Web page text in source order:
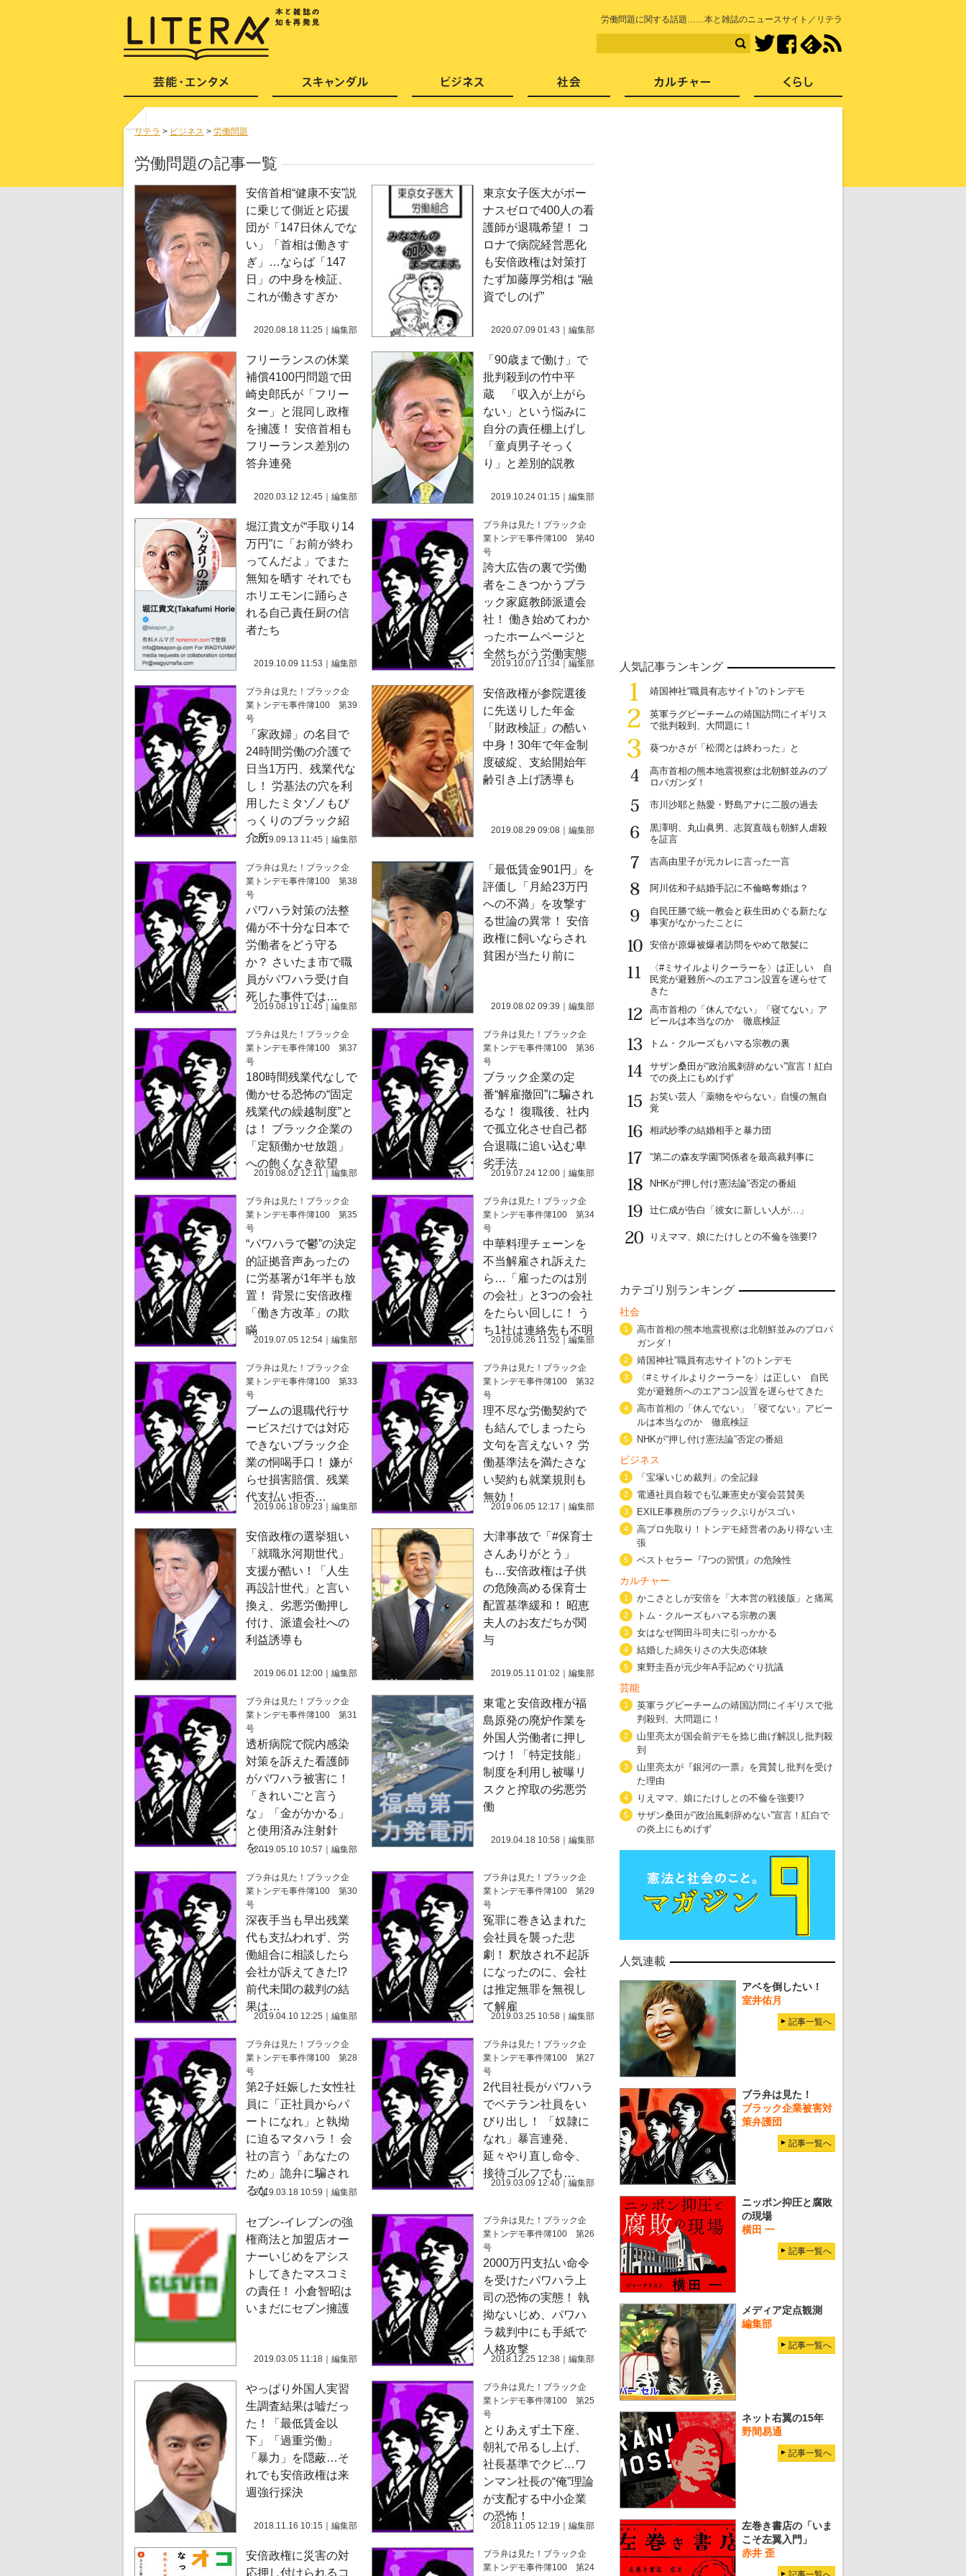
労働問題に関する話題……本と雑誌のニュースサイト／リテラ
TwitterFacebook
リテラ > ビジネス > 労働問題
労働問題の記事一覧
安倍首相“健康不安”説
に乗じて側近と応援
団が「147日休んでな
い」「首相は働きす
ぎ」…ならば「147
日」の中身を検証、
これが働きすぎか
2020.08.18 11:25 編集部
東京女子医大がボー
ナスゼロで400人の看
護師が退職希望！ コ
ロナで病院経営悪化
も安倍政権は対策打
たず加藤厚労相は “融
資でしのげ”
2020.07.09 01:43 編集部
フリーランスの休業
補償4100円問題で田
崎史郎氏が「フリー
ター」と混同し政権
を擁護！ 安倍首相も
フリーランス差別の
答弁連発
2020.03.12 12:45 編集部
「90歳まで働け」で
批判殺到の竹中平
蔵 「収入が上がら
ない」という悩みに
自分の責任棚上げし
「童貞男子そっく
り」と差別的説教
2019.10.24 01:15 編集部
堀江貴文が“手取り14
万円”に「お前が終わ
ってんだよ」でまた
無知を晒す それでも
ホリエモンに踊らさ
れる自己責任厨の信
者たち
2019.10.09 11:53 編集部
ブラ弁は見た！ブラック企
業トンデモ事件簿100 第40
号
誇大広告の裏で労働
者をこきつかうブラ
ック家庭教師派遣会
社！ 働き始めてわか
ったホームページと
全然ちがう労働実態
2019.10.07 11:34 編集部
ブラ弁は見た！ブラック企
業トンデモ事件簿100 第39
号
「家政婦」の名目で
24時間労働の介護で
日当1万円、残業代な
し！ 労基法の穴を利
用したミタゾノもび
っくりのブラック紹
介所
2019.09.13 11:45 編集部
安倍政権が参院選後
に先送りした年金
「財政検証」の酷い
中身！30年で年金制
度破綻、支給開始年
齢引き上げ誘導も
2019.08.29 09:08 編集部
ブラ弁は見た！ブラック企
業トンデモ事件簿100 第38
号
パワハラ対策の法整
備が不十分な日本で
労働者をどう守る
か？ さいたま市で職
員がパワハラ受け自
死した事件では…
2019.08.19 11:45 編集部
「最低賃金901円」を
評価し「月給23万円
への不満」を攻撃す
る世論の異常！ 安倍
政権に飼いならされ
貧困が当たり前に
2019.08.02 09:39 編集部
ブラ弁は見た！ブラック企
業トンデモ事件簿100 第37
号
180時間残業代なしで
働かせる恐怖の“固定
残業代の繰越制度”と
は！ ブラック企業の
「定額働かせ放題」
への飽くなき欲望
2019.08.02 12:11 編集部
ブラ弁は見た！ブラック企
業トンデモ事件簿100 第36
号
ブラック企業の定
番“解雇撤回”に騙され
るな！ 復職後、社内
で孤立化させ自己都
合退職に追い込む卑
劣手法
2019.07.24 12:00 編集部
ブラ弁は見た！ブラック企
業トンデモ事件簿100 第35
号
“パワハラで鬱”の決定
的証拠音声あったの
に労基署が1年半も放
置！ 背景に安倍政権
「働き方改革」の欺
瞞
2019.07.05 12:54 編集部
ブラ弁は見た！ブラック企
業トンデモ事件簿100 第34
号
中華料理チェーンを
不当解雇され訴えた
ら…「雇ったのは別
の会社」と3つの会社
をたらい回しに！ う
ち1社は連絡先も不明
2019.06.26 11:52 編集部
ブラ弁は見た！ブラック企
業トンデモ事件簿100 第33
号
ブームの退職代行サ
ービスだけでは対応
できないブラック企
業の恫喝手口！ 嫌が
らせ損害賠償、残業
代支払い拒否…
2019.06.18 09:23 編集部
ブラ弁は見た！ブラック企
業トンデモ事件簿100 第32
号
理不尽な労働契約で
も結んでしまったら
文句を言えない？ 労
働基準法を満たさな
い契約も就業規則も
無効！
2019.06.05 12:17 編集部
安倍政権の選挙狙い
「就職氷河期世代」
支援が酷い！「人生
再設計世代」と言い
換え、劣悪労働押し
付け、派遣会社への
利益誘導も
2019.06.01 12:00 編集部
大津事故で「#保育士
さんありがとう」
も…安倍政権は子供
の危険高める保育士
配置基準緩和！ 昭恵
夫人のお友だちが関
与
2019.05.11 01:02 編集部
ブラ弁は見た！ブラック企
業トンデモ事件簿100 第31
号
透析病院で院内感染
対策を訴えた看護師
がパワハラ被害に！
「きれいごと言う
な」「金がかかる」
と使用済み注射針
を…
2019.05.10 10:57 編集部
東電と安倍政権が福
島原発の廃炉作業を
外国人労働者に押し
つけ！「特定技能」
制度を利用し被曝リ
スクと搾取の劣悪労
働
2019.04.18 10:58 編集部
ブラ弁は見た！ブラック企
業トンデモ事件簿100 第30
号
深夜手当も早出残業
代も支払われず、労
働組合に相談したら
会社が訴えてきた!?
前代未聞の裁判の結
果は…
2019.04.10 12:25 編集部
ブラ弁は見た！ブラック企
業トンデモ事件簿100 第29
号
冤罪に巻き込まれた
会社員を襲った悲
劇！ 釈放され不起訴
になったのに、会社
は推定無罪を無視し
て解雇
2019.03.25 10:58 編集部
ブラ弁は見た！ブラック企
業トンデモ事件簿100 第28
号
第2子妊娠した女性社
員に「正社員からパ
ートになれ」と執拗
に迫るマタハラ！ 会
社の言う「あなたの
ため」詭弁に騙され
るな
2019.03.18 10:59 編集部
ブラ弁は見た！ブラック企
業トンデモ事件簿100 第27
号
2代目社長がパワハラ
でベテラン社員をい
びり出し！ 「奴隷に
なれ」暴言連発、
延々やり直し命令、
接待ゴルフでも…
2019.03.09 12:40 編集部
セブン-イレブンの強
権商法と加盟店オー
ナーいじめをアシス
トしてきたマスコミ
の責任！ 小倉智昭は
いまだにセブン擁護
2019.03.05 11:18 編集部
ブラ弁は見た！ブラック企
業トンデモ事件簿100 第26
号
2000万円支払い命令
を受けたパワハラ上
司の恐怖の実態！ 執
拗ないじめ、パワハ
ラ裁判中にも手紙で
人格攻撃
2018.12.25 12:38 編集部
やっぱり外国人実習
生調査結果は嘘だっ
た！「最低賃金以
下」「過重労働」
「暴力」を隠蔽…そ
れでも安倍政権は来
週強行採決
2018.11.16 10:15 編集部
ブラ弁は見た！ブラック企
業トンデモ事件簿100 第25
号
とりあえず土下座、
朝礼で吊るし上げ、
社長基準でクビ…ワ
ンマン社長の“俺”理論
が支配する中小企業
の恐怖！
2018.11.05 12:19 編集部
安倍政権に災害の対
応押し付けられるコ
ブラ弁は見た！ブラック企
業トンデモ事件簿100 第24
人気記事ランキング
1
靖国神社“職員有志サイト”のトンデモ
2
英軍ラグビーチームの靖国訪問にイギリス
で批判殺到、大問題に！
3
葵つかさが「松潤とは終わった」と
4
高市首相の熊本地震視察は北朝鮮並みのプ
ロパガンダ！
5
市川沙耶と熱愛・野島アナに二股の過去
6
黒澤明、丸山眞男、志賀直哉も朝鮮人虐殺
を証言
7
吉高由里子が元カレに言った一言
8
阿川佐和子結婚手記に不倫略奪婚は？
9
自民圧勝で統一教会と萩生田めぐる新たな
事実がなかったことに
10
安倍が原爆被爆者訪問をやめて散髪に
11
〈#ミサイルよりクーラーを〉は正しい 自
民党が避難所へのエアコン設置を遅らせて
きた
12
高市首相の「休んでない」「寝てない」ア
ピールは本当なのか 徹底検証
13
トム・クルーズもハマる宗教の裏
14
サザン桑田が“政治風刺辞めない”宣言！紅白
での炎上にもめげず
15
お笑い芸人「薬物をやらない」自慢の無自
覚
16
相武紗季の結婚相手と暴力団
17
“第二の森友学園”関係者を最高裁判事に
18
NHKが“押し付け憲法論”否定の番組
19
辻仁成が告白「彼女に新しい人が…」
20
りえママ、娘にたけしとの不倫を強要!?
カテゴリ別ランキング
社会
1
高市首相の熊本地震視察は北朝鮮並みのプロパ
ガンダ！
2 靖国神社“職員有志サイト”のトンデモ
3
〈#ミサイルよりクーラーを〉は正しい 自民
党が避難所へのエアコン設置を遅らせてきた
4
高市首相の「休んでない」「寝てない」アピー
ルは本当なのか 徹底検証
5 NHKが“押し付け憲法論”否定の番組
ビジネス
1 「宝塚いじめ裁判」の全記録
2 電通社員自殺でも弘兼憲史が宴会芸賛美
3 EXILE事務所のブラックぶりがスゴい
4
高プロ先取り！トンデモ経営者のあり得ない主
張
5 ベストセラー『7つの習慣』の危険性
カルチャー
1 かこさとしが安倍を「大本営の戦後版」と痛罵
2 トム・クルーズもハマる宗教の裏
3 女はなぜ岡田斗司夫に引っかかる
4 結婚した綿矢りさの大失恋体験
5 東野圭吾が元少年A手記めぐり抗議
芸能
1
英軍ラグビーチームの靖国訪問にイギリスで批
判殺到、大問題に！
2
山里亮太が国会前デモを捻じ曲げ解説し批判殺
到
3
山里亮太が『銀河の一票』を賞賛し批判を受け
た理由
4 りえママ、娘にたけしとの不倫を強要!?
5
サザン桑田が“政治風刺辞めない”宣言！紅白で
の炎上にもめげず
人気連載
アベを倒したい！
室井佑月
記事一覧へ
ブラ弁は見た！
ブラック企業被害対
策弁護団
記事一覧へ
ニッポン抑圧と腐敗
の現場
横田 一
記事一覧へ
メディア定点観測
編集部
記事一覧へ
ネット右翼の15年
野間易通
記事一覧へ
左巻き書店の「いま
こそ左翼入門」
赤井 歪
芸能・エンタメ スキャンダル 社会